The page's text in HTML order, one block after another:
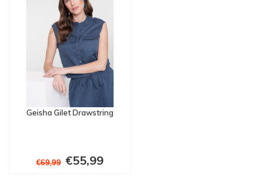
Geisha Gilet Drawstring
€69,99 €55,99